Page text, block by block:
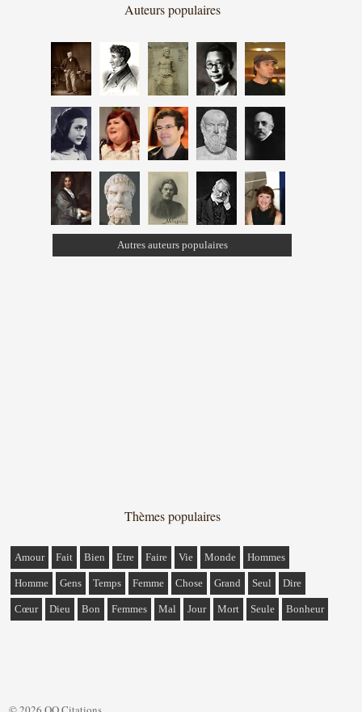
Auteurs populaires
Autres auteurs populaires
Thèmes populaires
Amour Fait Bien Etre Faire Vie Monde Hommes
Homme Gens Temps Femme Chose Grand Seul Dire
Cœur Dieu Bon Femmes Mal Jour Mort Seule Bonheur